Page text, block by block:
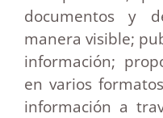
documentos y
manera visible;
información;
en varios
información a